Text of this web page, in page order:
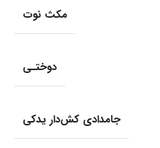
مکث نوت
دوختـی
جامدادی کش‌دار یدکی